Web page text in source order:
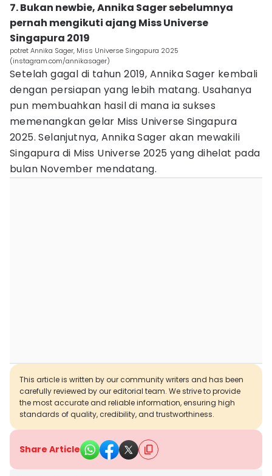
7. Bukan newbie, Annika Sager sebelumnya
pernah mengikuti ajang Miss Universe
Singapura 2019
potret Annika Sager, Miss Universe Singapura 2025
(instagram.com/annikasager)
Setelah gagal di tahun 2019, Annika Sager kembali
dengan persiapan yang lebih matang. Usahanya
pun membuahkan hasil di mana ia sukses
memenangkan gelar Miss Universe Singapura
2025. Selanjutnya, Annika Sager akan mewakili
Singapura di Miss Universe 2025 yang dihelat pada
bulan November mendatang.
This article is written by our community writers and has been
carefully reviewed by our editorial team. We strive to provide
the most accurate and reliable information, ensuring high
standards of quality, credibility, and trustworthiness.
Share Article